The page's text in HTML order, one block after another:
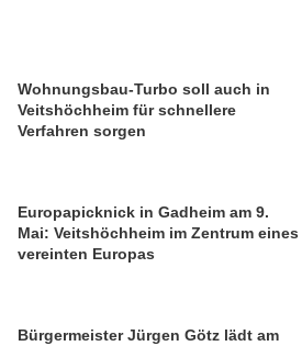
Wohnungsbau-Turbo soll auch in
Veitshöchheim für schnellere
Verfahren sorgen
Europapicknick in Gadheim am 9.
Mai: Veitshöchheim im Zentrum eines
vereinten Europas
Bürgermeister Jürgen Götz lädt am